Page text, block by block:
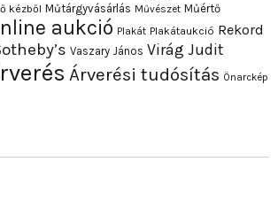
kézből Műtárgyvásárlás Művészet Műértő
aukció Plakát Plakátaukció Rekord
Vaszary János Virág Judit
Árverési tudósítás Önarckép